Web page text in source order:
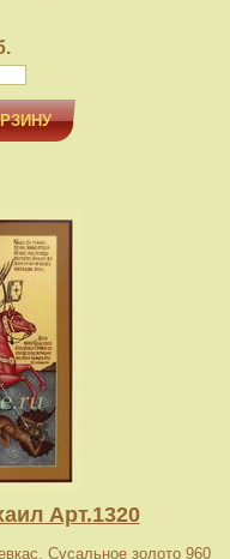
Арт.1320
Сусальное золото 960